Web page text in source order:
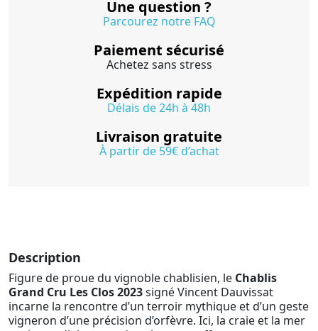
Une question ?
Parcourez notre FAQ
Paiement sécurisé
Achetez sans stress
Expédition rapide
Délais de 24h à 48h
Livraison gratuite
À partir de 59€ d’achat
Description
Figure de proue du vignoble chablisien, le Chablis
Grand Cru Les Clos 2023signé Vincent Dauvissat
incarne la rencontre d’un terroir mythique et d’un geste
vigneron d’une précision d’orfèvre. Ici, la craie et la mer